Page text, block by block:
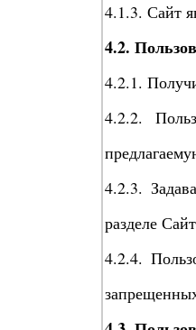
4.1.3. Сайт
4.2.
4.2.1.
4.2.2.
4.2.3.
разделе
4.2.4.